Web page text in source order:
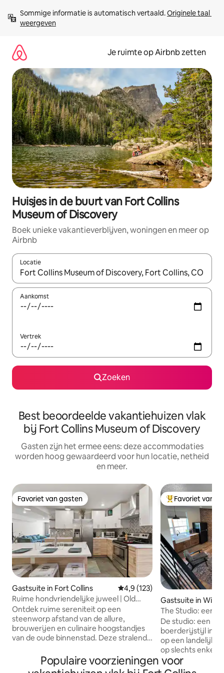
direct
naar
Sommige informatie is automatisch vertaald. Originele taal
weergeven
Je ruimte op Airbnb zetten
Huisjes in de buurt van Fort Collins
Museum of Discovery
Boek unieke vakantieverblijven, woningen en meer op
Airbnb
Locatie
Wanneer er suggesties beschikbaar zijn, maak je een keuze
Aankomst
Vertrek
Zoeken
Best beoordeelde vakantiehuizen vlak
bij Fort Collins Museum of Discovery
Gasten zijn het ermee eens: deze accommodaties
worden hoog gewaardeerd voor hun locatie, netheid
en meer.
Favoriet van gasten
Favoriet van gasten
Gastsuite in Fort Collins Gemiddelde beoordeling van
4,9 (123)
Ruime hondvriendelijke juweel | Old
Town North
Ontdek ruime sereniteit op een
steenworp afstand van de allure,
brouwerijen en culinaire hoogstandjes
van de oude binnenstad. Deze stralende
eigen oprit voor twee auto 's en een slim
slot met je eigen privécode voor
Topfavoriet van
Favoriet van
Gastsuite in
The Studio: een
gastenverblijf
De studio: een
boerderijstijl in
op een landelijk
op slechts enkele
Colorado,
Populaire voorzieningen voor